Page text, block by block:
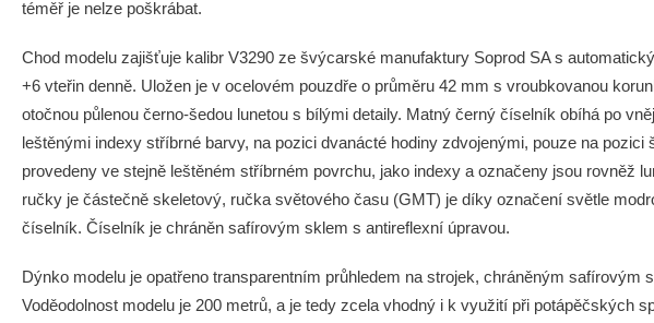
téměř je nelze poškrábat.
Chod modelu zajišťuje kalibr V3290 ze švýcarské manufaktury Soprod SA s
+6 vteřin denně. Uložen je v ocelovém pouzdře o průměru 42 mm s vroubkovanou
otočnou půlenou černo-šedou lunetou s bílými detaily. Matný černý číselník obíhá po
leštěnými indexy stříbrné barvy, na pozici dvanácté hodiny zdvojenými, pouze na
provedeny ve stejně leštěném stříbrném povrchu, jako indexy a označeny jsou rovněž
ručky je částečně skeletový, ručka světového času (GMT) je díky označení světle
číselník. Číselník je chráněn safírovým sklem s antireflexní úpravou.
Dýnko modelu je opatřeno transparentním průhledem na strojek, chráněným
Voděodolnost modelu je 200 metrů, a je tedy zcela vhodný i k využití při potápěčských